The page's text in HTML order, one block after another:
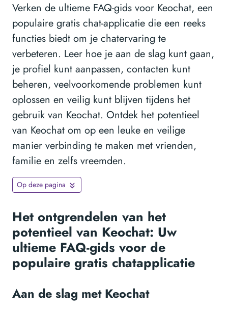
Verken de ultieme FAQ-gids voor Keochat, een
populaire gratis chat-applicatie die een reeks
functies biedt om je chatervaring te
verbeteren. Leer hoe je aan de slag kunt gaan,
je profiel kunt aanpassen, contacten kunt
beheren, veelvoorkomende problemen kunt
oplossen en veilig kunt blijven tijdens het
gebruik van Keochat. Ontdek het potentieel
van Keochat om op een leuke en veilige
manier verbinding te maken met vrienden,
familie en zelfs vreemden.
Op deze pagina
Het ontgrendelen van het
potentieel van Keochat: Uw
ultieme FAQ-gids voor de
populaire gratis chatapplicatie
Aan de slag met Keochat